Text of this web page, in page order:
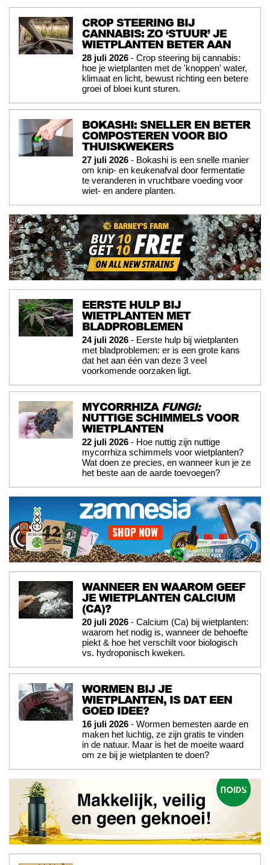
CROP STEERING BIJ
CANNABIS: ZO ‘STUUR’ JE
WIETPLANTEN BETER AAN
28 juli 2026 - Crop steering bij cannabis:
hoe je wietplanten met de 'knoppen' water,
klimaat en licht, bewust richting een betere
groei of bloei kunt sturen.
BOKASHI: SNELLER EN BETER
COMPOSTEREN VOOR BIO
THUISKWEKERS
27 juli 2026 - Bokashi is een snelle manier
om knip- en keukenafval door fermentatie
te veranderen in vruchtbare voeding voor
wiet- en andere planten.
EERSTE HULP BIJ
WIETPLANTEN MET
BLADPROBLEMEN
24 juli 2026 - Eerste hulp bij wietplanten
met bladproblemen: er is een grote kans
dat het aan één van deze 3 veel
voorkomende oorzaken ligt.
MYCORRHIZAFUNGI:
NUTTIGE SCHIMMELS VOOR
WIETPLANTEN
22 juli 2026 - Hoe nuttig zijn nuttige
mycorrhiza schimmels voor wietplanten?
Wat doen ze precies, en wanneer kun je ze
het beste aan de aarde toevoegen?
WANNEER EN WAAROM GEEF
JE WIETPLANTEN CALCIUM
(CA)?
20 juli 2026 - Calcium (Ca) bij wietplanten:
waarom het nodig is, wanneer de behoefte
piekt & hoe het verschilt voor biologisch
vs. hydroponisch kweken.
WORMEN BIJ JE
WIETPLANTEN, IS DAT EEN
GOED IDEE?
16 juli 2026 - Wormen bemesten aarde en
maken het luchtig, ze zijn gratis te vinden
in de natuur. Maar is het de moeite waard
om ze bij je wietplanten te doen?